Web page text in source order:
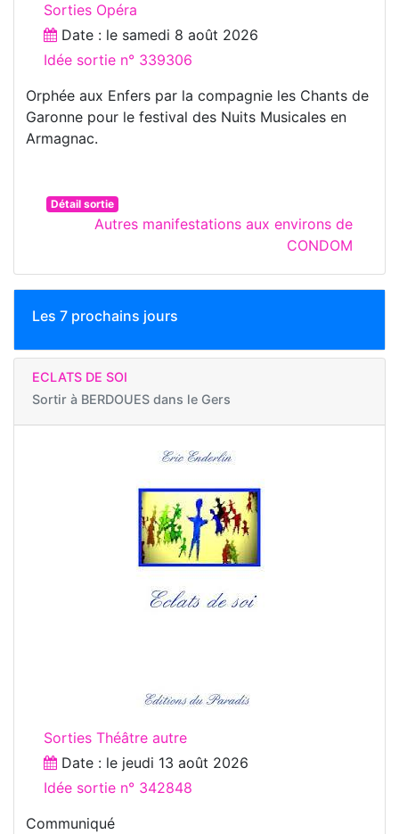
Sorties Opéra
Date : le samedi 8 août 2026
Idée sortie n° 339306
Orphée aux Enfers par la compagnie les Chants de
Garonne pour le festival des Nuits Musicales en
Armagnac.
Détail sortie
Autres manifestations aux environs de
CONDOM
Les 7 prochains jours
ECLATS DE SOI
Sortir à BERDOUES dans le Gers
Sorties Théâtre autre
Date : le jeudi 13 août 2026
Idée sortie n° 342848
Communiqué